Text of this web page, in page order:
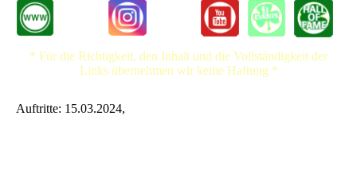
* Für die Richtigkeit, den Inhalt und die Vollständigkeit der
Links übernehmen wir keine Haftung *
Auftritte: 15.03.2024,